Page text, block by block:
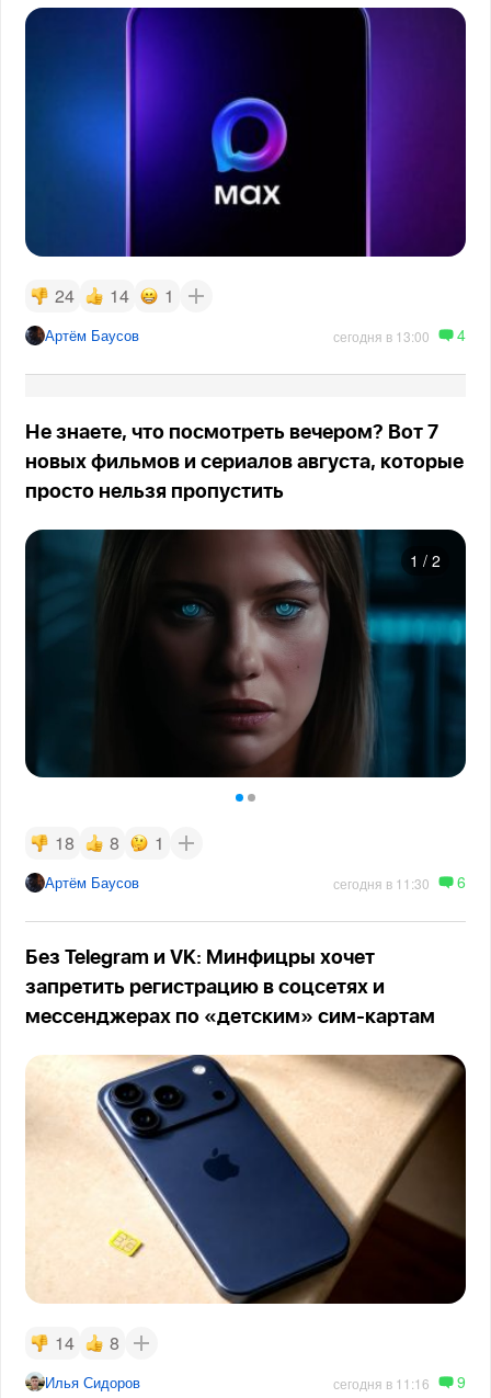
24 14 1
Артём Баусов сегодня в 13:00 4
Не знаете, что посмотреть вечером? Вот 7
новых фильмов и сериалов августа, которые
просто нельзя пропустить
1 / 2
18 8 1
Артём Баусов сегодня в 11:30 6
Без Telegram и VK: Минфицры хочет
запретить регистрацию в соцсетях и
мессенджерах по «детским» сим-картам
14 8
Илья Сидоров сегодня в 11:16 9